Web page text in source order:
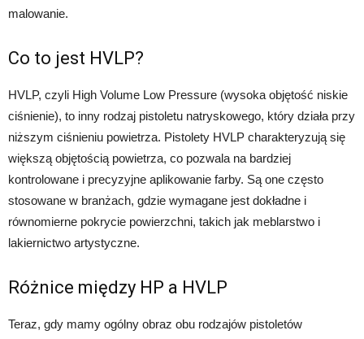
malowanie.
Co to jest HVLP?
HVLP, czyli High Volume Low Pressure (wysoka objętość niskie
ciśnienie), to inny rodzaj pistoletu natryskowego, który działa przy
niższym ciśnieniu powietrza. Pistolety HVLP charakteryzują się
większą objętością powietrza, co pozwala na bardziej
kontrolowane i precyzyjne aplikowanie farby. Są one często
stosowane w branżach, gdzie wymagane jest dokładne i
równomierne pokrycie powierzchni, takich jak meblarstwo i
lakiernictwo artystyczne.
Różnice między HP a HVLP
Teraz, gdy mamy ogólny obraz obu rodzajów pistoletów